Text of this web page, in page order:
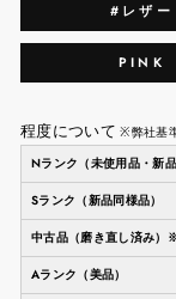
#レザー
PINK
程度について ※弊社基
Nランク（未使用品・新品
Sランク（新品同様品）
中古品（磨き直し済み）
Aランク（美品）